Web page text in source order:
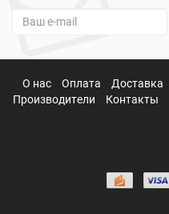
О нас Оплата Доставка
Производители
Контакты